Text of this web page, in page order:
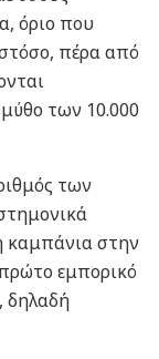
όριο που
πέρα από
των 10.000
των
καμπάνια στην
εμπορικό
δηλαδή